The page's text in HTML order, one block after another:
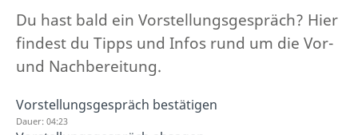
Du hast bald ein Vorstellungsgespräch? Hier
findest du Tipps und Infos rund um die Vor-
und Nachbereitung.
Vorstellungsgespräch bestätigen
Dauer: 04:23